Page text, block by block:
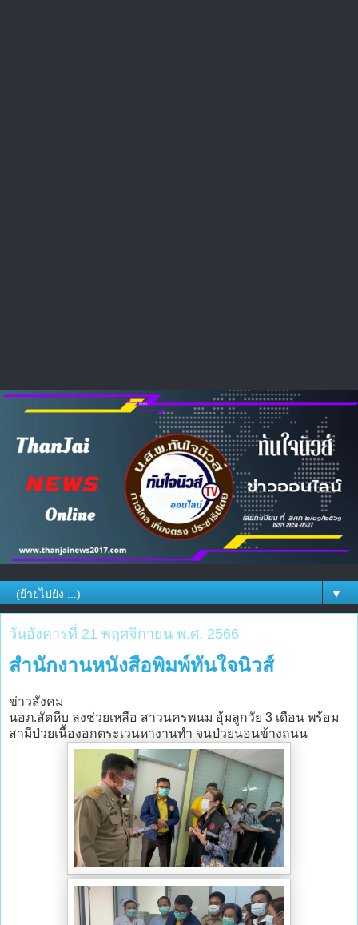
▼
วันอังคารที่ 21 พฤศจิกายน พ.ศ. 2566
สำนักงานหนังสือพิมพ์ทันใจนิวส์
ข่าวสังคม
นอภ.สัตหีบ ลงช่วยเหลือ สาวนครพนม อุ้มลูกวัย 3 เดือน พร้อม
สามีป่วยเนื้องอกตระเวนหางานทำ จนป่วยนอนข้างถนน